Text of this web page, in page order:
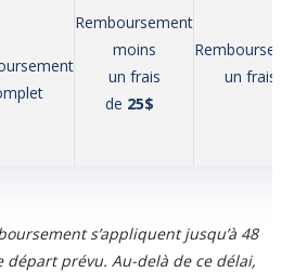
Remboursement
moins
un frais
de 25$
un frais
s’appliquent jusqu’à 48
départ prévu. Au-delà de ce délai,